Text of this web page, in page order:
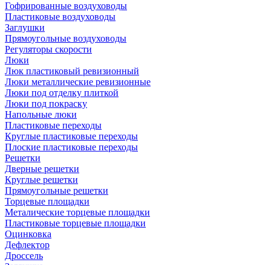
Гофрированные воздуховоды
Пластиковые воздуховоды
Заглушки
Прямоугольные воздуховоды
Регуляторы скорости
Люки
Люк пластиковый ревизионный
Люки металлические ревизионные
Люки под отделку плиткой
Люки под покраску
Напольные люки
Пластиковые переходы
Круглые пластиковые переходы
Плоские пластиковые переходы
Решетки
Дверные решетки
Круглые решетки
Прямоугольные решетки
Торцевые площадки
Металические торцевые площадки
Пластиковые торцевые площадки
Оцинковка
Дефлектор
Дроссель